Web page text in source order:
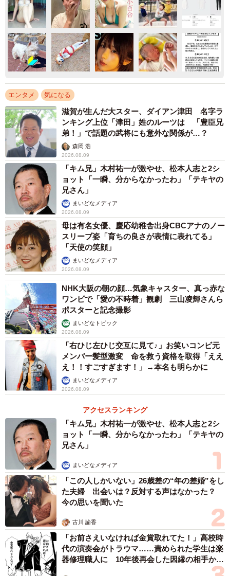
エンタメ 気になる
滋賀が生んだ大スター、ダイアン津田 名字ラ
ンキング上位「津田」姓のルーツは 「豊臣兄
弟！」で話題の武将にも意外な関係が…？
森岡 浩
2026.08.09
「キム兄」木村祐一が激やせ、松本人志と2シ
ョット「一瞬、分からなかったわ」「テキヤの
兄さん」
まいどなメディア
2026.08.09
母は有名女優、慶応幼稚舎出身CBCアナのノー
スリーブ姿「育ちの良さが表情に表れてる」
「天使の笑顔」
まいどなメディア
2026.08.09
NHK大阪の朝の顔…気象キャスター、真っ赤な
ワンピで「愛の不時着」観劇 三山凌輝さんら
ポスターと記念撮影
まいどなトピック
2026.08.09
「右ひじ左ひじ交互に見て♪」お笑いコンビ元
メンバー髪型激変 命を救う資格を取得「ええ
え！！すごすぎます！」→本名も明らかに
まいどなメディア
2026.08.09
アクセスランキング
「キム兄」木村祐一が激やせ、松本人志と2シ
ョット「一瞬、分からなかったわ」「テキヤの
兄さん」
まいどなメディア
「この人しかいない」26歳差の“年の差婚”をし
た夫婦 出会いは？反対する声はなかった？
今の思いを聞いた
古川 諭香
「お前さえいなければ金賞取れてた！」高校時
代の演奏会がトラウマ……責められた学生は楽
器修理職人に 10年後再会した因縁の相手から